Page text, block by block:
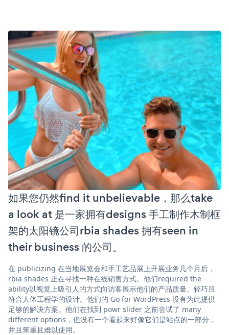
如果您仍然find it unbelievable，那么take
a look at 是一家拥有designs 手工制作木制框
架的太阳镜公司rbia shades 拥有seen in
their business 的公司。
在 publicizing 在当地展览会和手工艺品展上开展业务几个月后，
rbia shades 正在寻找一种在线销售方式。他们required the
ability以视觉上吸引人的方式向访客展示他们的产品质量、轻巧且
符合人体工程学的设计。他们的 Go for WordPress 没有为此提供
足够的解决方案。他们在找到 powr slider 之前尝试了 many
different options，但没有一个看起来好像它们是站点的一部分，
并且笨重且难以使用。